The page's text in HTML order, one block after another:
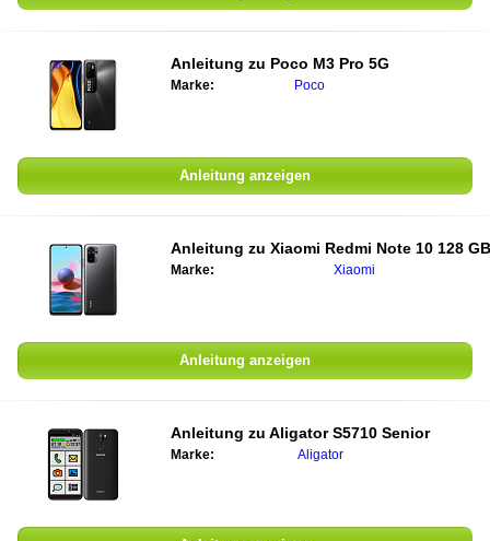
Anleitung zu Poco M3 Pro 5G
Marke: Poco
Anleitung anzeigen
Anleitung zu Xiaomi Redmi Note 10 128 GB
Marke: Xiaomi
Anleitung anzeigen
Anleitung zu Aligator S5710 Senior
Marke: Aligator